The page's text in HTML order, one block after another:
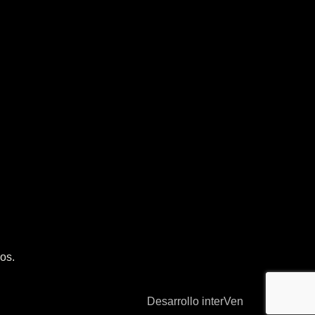
Desarrollo interVen